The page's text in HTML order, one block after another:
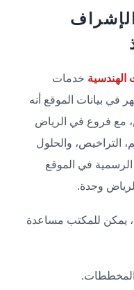
الهندسية خدمات
في بيانات الموقع أنه
مع فروع في الرياض
التراخيص، والحلول
الرسمية في الموقع
وجدة.
يمكن للمكتب مساعدة
المخططات.